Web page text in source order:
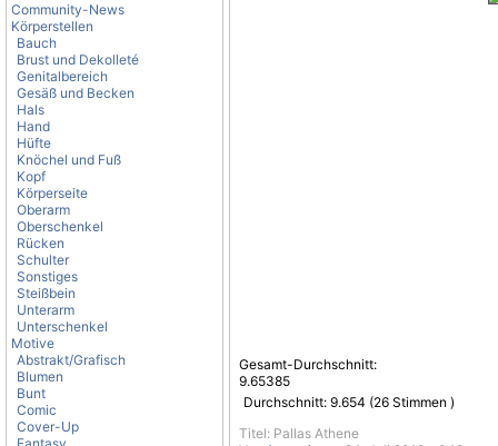
Community-News
Körperstellen
Bauch
Brust und Dekolleté
Genitalbereich
Gesäß und Becken
Hals
Hand
Hüfte
Knöchel und Fuß
Kopf
Körperseite
Oberarm
Oberschenkel
Rücken
Schulter
Sonstiges
Steißbein
Unterarm
Unterschenkel
Motive
Abstrakt/Grafisch
Blumen
Bunt
Comic
Cover-Up
Gesamt-Durchschnitt:
9.65385
Durchschnitt: 9.654 (26 Stimmen )
Titel: Pallas Athene